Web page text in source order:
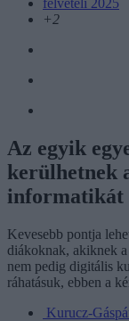
+2
Az egyik
kerülhetnek
informatikát
Kevesebb pontja
diákoknak, akiknek
nem pedig digitális
ráhatásuk, ebben a
Kurucz-